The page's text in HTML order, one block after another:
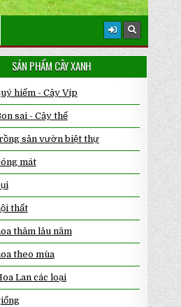
SẢN PHẨM CÂY XANH
hiếm - Cây Vip
sai - Cây thế
sân vườn biệt thự
mát
thất
thảm lâu năm
theo mùa
Lan các loại